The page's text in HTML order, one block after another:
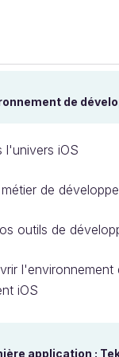
: plongez dans
mobile !
de
l'univers iOS
de
outils de
l'environnement
iOS
application :
label
100% en ligne
de toutes les
accès illimité
ou se connecter